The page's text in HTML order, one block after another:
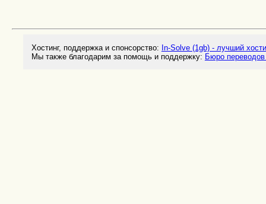
Хостинг, поддержка и спонсорство: In-Solve (1gb) - лучший
Мы также благодарим за помощь и поддержку: Бюро переводов